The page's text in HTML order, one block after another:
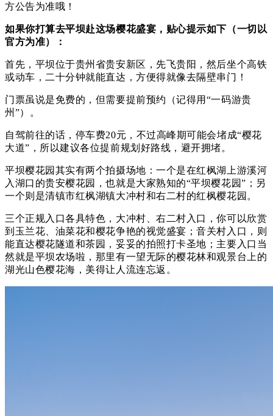
方公告为准哦！
如果你打算去平坝赴这场樱花盛宴，贴心提示如下（一切以
官方为准）：
首先，平坝位于贵州省贵安新区，先飞贵阳，然后坐个高铁
或动车，二十分钟就能直达，方便得就像去隔壁串门！
门票虽说是免费的，但需要提前预约（记得用“一码游贵
州”）。
自驾前往的话，停车费20元，不过高峰期可能会堵成“樱花
大道”，所以建议各位提前规划好路线，避开拥堵。
平坝樱花园其实有两个拍摄场地：一个是在红枫湖上游溪河
入湖口的贵安樱花园，也就是大家熟知的“平坝樱花园”； 另
一个则是清镇市红枫湖镇大冲村和右二村的红枫樱花园。
三个正规入口各具特色，大冲村、右二村入口，你可以欣赏
到玉兰花、油菜花和樱花争艳的视觉盛宴；音关村入口，则
能直达樱花隧道和茶园，妥妥的拍照打卡圣地； 主要入口当
然就是平坝农场啦，那里有一望无际的樱花林和观景台上的
湖光山色樱花海，美得让人流连忘返。